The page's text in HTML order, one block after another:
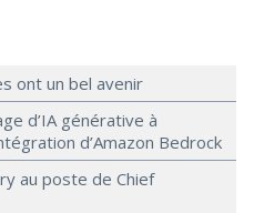
ont un bel avenir
d’IA générative à
d’Amazon Bedrock
au poste de Chief